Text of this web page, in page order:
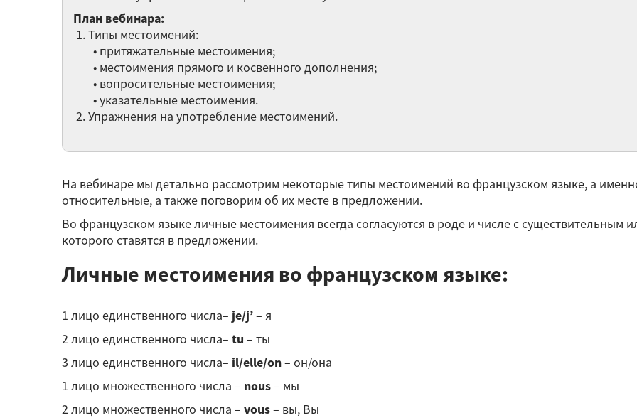
План вебинара:
1. Типы местоимений:
• притяжательные местоимения;
• местоимения прямого и косвенного дополнения;
• вопросительные местоимения;
• указательные местоимения.
2. Упражнения на употребление местоимений.
На вебинаре мы детально рассмотрим некоторые типы местоимений во французском языке, а
относительные, а также поговорим об их месте в предложении.
Во французском языке личные местоимения всегда согласуются в роде и числе с существительным
которого ставятся в предложении.
Личные местоимения во французском языке:
1 лицо единственного числа– je/j’– я
2 лицо единственного числа– tu – ты
3 лицо единственного числа– il/elle/on– он/она
1 лицо множественного числа – nous– мы
2 лицо множественного числа – vous– вы, Вы